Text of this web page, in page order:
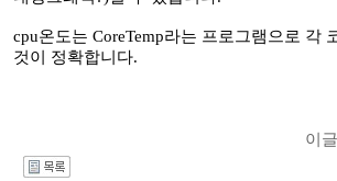
cpu온도는 CoreTemp라는 프로그램으로 각
것이 정확합니다.
이